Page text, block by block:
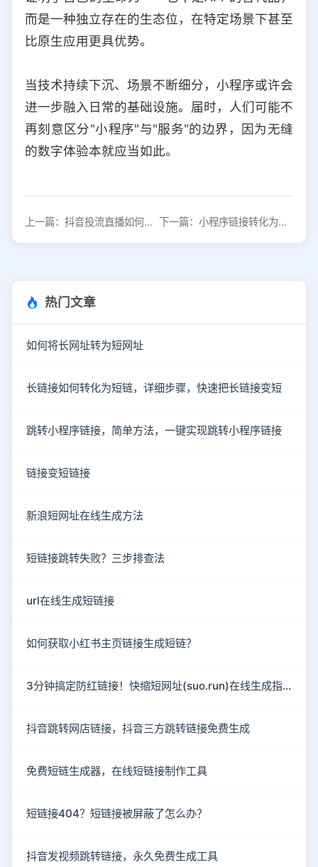
而是一种独立存在的生态位，在特定场景下甚至
比原生应用更具优势。
当技术持续下沉、场景不断细分，小程序或许会
进一步融入日常的基础设施。届时，人们可能不
再刻意区分"小程序"与"服务"的边界，因为无缝
的数字体验本就应当如此。
上一篇：抖音投流直播如何打造创新生态实现流量爆发 下一篇：小程序链接转化为中心的操作方法详解
热门文章
如何将长网址转为短网址
长链接如何转化为短链，详细步骤，快速把长链接变短
跳转小程序链接，简单方法，一键实现跳转小程序链接
链接变短链接
新浪短网址在线生成方法
短链接跳转失败？三步排查法
url在线生成短链接
如何获取小红书主页链接生成短链？
3分钟搞定防红链接！快缩短网址(suo.run)在线生成指南
抖音跳转网店链接，抖音三方跳转链接免费生成
免费短链生成器，在线短链接制作工具
短链接404？短链接被屏蔽了怎么办？
抖音发视频跳转链接，永久免费生成工具